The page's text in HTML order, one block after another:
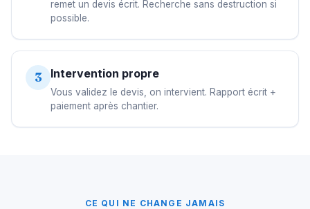
remet un devis écrit. Recherche sans destruction si
possible.
3 Intervention propre
Vous validez le devis, on intervient. Rapport écrit +
paiement après chantier.
CE QUI NE CHANGE JAMAIS